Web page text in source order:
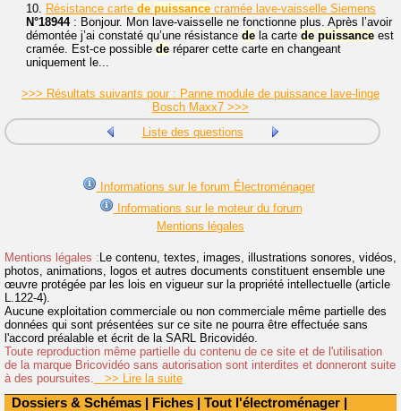
Dossiers & Schémas | Fiches | Tout l'électroménager |
10. Résistance carte de puissance cramée lave-vaisselle Siemens
N°18944: Bonjour. Mon lave-vaisselle ne fonctionne plus. Après l’avoir
démontée j’ai constaté qu’une résistance de la carte de puissance est
cramée. Est-ce possible de réparer cette carte en changeant
uniquement le...
>>> Résultats suivants pour : Panne module de puissance lave-linge
Bosch Maxx7 >>>
Liste des questions
Informations sur le forum Électroménager
Informations sur le moteur du forum
Mentions légales
Mentions légales : Le contenu, textes, images, illustrations sonores, vidéos,
photos, animations, logos et autres documents constituent ensemble une
œuvre protégée par les lois en vigueur sur la propriété intellectuelle (article
L.122-4).
Aucune exploitation commerciale ou non commerciale même partielle des
données qui sont présentées sur ce site ne pourra être effectuée sans
l'accord préalable et écrit de la SARL Bricovidéo.
Toute reproduction même partielle du contenu de ce site et de l'utilisation
de la marque Bricovidéo sans autorisation sont interdites et donneront suite
à des poursuites.
>> Lire la suite